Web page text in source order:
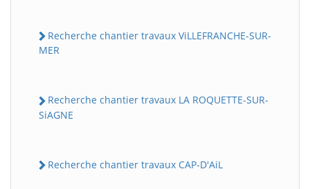
Recherche chantier travaux ViLLEFRANCHE-SUR-
MER
Recherche chantier travaux LA ROQUETTE-SUR-
SiAGNE
Recherche chantier travaux CAP-D'AiL